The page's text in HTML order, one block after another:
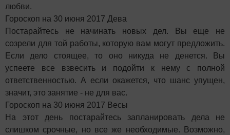
любви.
Гороскоп на 30 июня 2017 Дева
Постарайтесь не начинать новых дел. Вы еще не
созрели для той работы, которую вам могут предложить.
Если дело стоящее, то оно никуда не денется. Вы
успеете все взвесить и подойти к нему с полной
ответственностью. А если окажется, что шанс упущен,
значит, это занятие - не для вас.
Гороскоп на 30 июня 2017 Весы
На этот день постарайтесь запланировать дела не
слишком срочные, но все же необходимые. Возможно,